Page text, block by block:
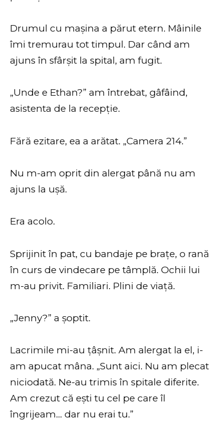
Drumul cu mașina a părut etern. Mâinile
îmi tremurau tot timpul. Dar când am
ajuns în sfârșit la spital, am fugit.
„Unde e Ethan?” am întrebat, gâfâind,
asistenta de la recepție.
Fără ezitare, ea a arătat. „Camera 214.”
Nu m-am oprit din alergat până nu am
ajuns la ușă.
Era acolo.
Sprijinit în pat, cu bandaje pe brațe, o rană
în curs de vindecare pe tâmplă. Ochii lui
m-au privit. Familiari. Plini de viață.
„Jenny?” a șoptit.
Lacrimile mi-au țâșnit. Am alergat la el, i-
am apucat mâna. „Sunt aici. Nu am plecat
niciodată. Ne-au trimis în spitale diferite.
Am crezut că ești tu cel pe care îl
îngrijeam… dar nu erai tu.”